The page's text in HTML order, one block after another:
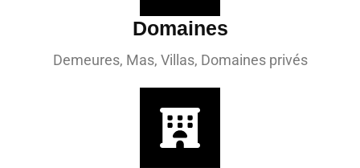
Domaines
Demeures, Mas, Villas, Domaines privés